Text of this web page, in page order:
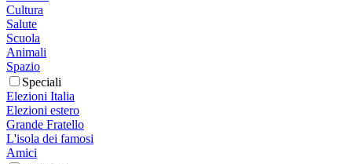
Cultura
Salute
Scuola
Animali
Spazio
Speciali
Elezioni Italia
Elezioni estero
Grande Fratello
L'isola dei famosi
Amici